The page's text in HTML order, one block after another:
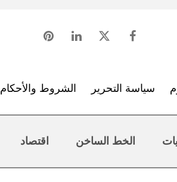
سياسة التحرير الشروط والأحكام
الخط الساخن اقتصاد